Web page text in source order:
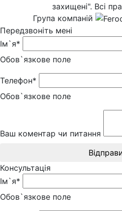
захищені". Всі
Група компаній
Передзвоніть мені
Ім`я*
Обов`язкове поле
Телефон*
Обов`язкове поле
Ваш коментар чи питання
Консультація
Ім`я*
Обов`язкове поле